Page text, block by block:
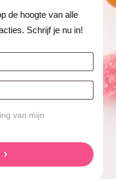
de hoogte van alle
Schrijf je nu in!
van mijn